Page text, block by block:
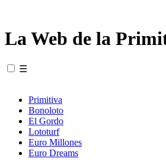
La Web de la
☰
Primitiva
Bonoloto
El Gordo
Lototurf
Euro Millones
Euro Dreams